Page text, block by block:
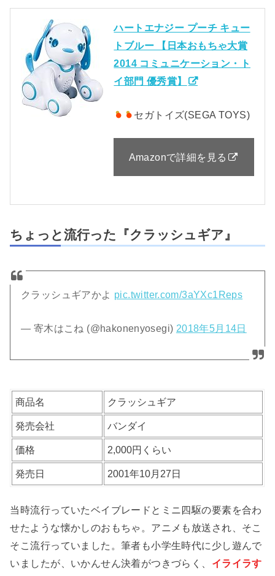
ハートエナジー プーチ キュー
トブルー 【日本おもちゃ大賞
2014 コミュニケーション・ト
イ部門 優秀賞】
セガトイズ(SEGA TOYS)
Amazonで詳細を見る
ちょっと流行った『クラッシュギア』
クラッシュギアかよ pic.twitter.com/3aYXc1Reps
— 寄木はこね (@hakonenyosegi) 2018年5月14日
商品名 クラッシュギア
発売会社 バンダイ
価格 2,000円くらい
発売日 2001年10月27日
当時流行っていたベイブレードとミニ四駆の要素を合わ
せたような懐かしのおもちゃ。アニメも放送され、そこ
そこ流行っていました。筆者も小学生時代に少し遊んで
いましたが、いかんせん決着がつきづらく、 イライラす